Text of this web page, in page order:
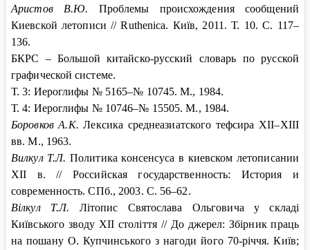
Аристов В.Ю. Проблемы происхождения сообщений
Киевской летописи // Ruthenica. Київ, 2011. Т. 10. С. 117–
136.
БКРС – Большой китайско-русский словарь по русской
графической системе.
Т. 3: Иероглифы № 5165–№ 10745. М., 1984.
Т. 4: Иероглифы № 10746–№ 15505. М., 1984.
Боровков А.К. Лексика среднеазиатского тефсира XII–XIII
вв. М., 1963.
Вилкул Т.Л.Политика консенсуса в киевском летописании
XII в. // Российская государственность: История и
современность. СПб., 2003. С. 56–62.
Вілкул Т.Л. Літопис Святослава Ольговича у складі
Київського зводу XII століття // До джерел: Збiрник праць
на пошану О. Купчинського з нагоди його 70-річчя. Київ;